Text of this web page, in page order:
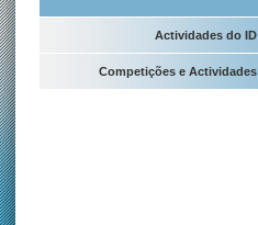
Actividades do ID
Competições e Actividades